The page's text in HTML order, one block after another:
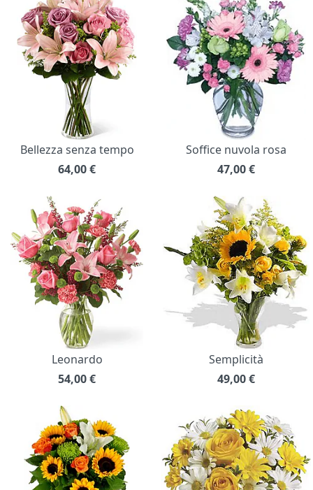
Bellezza senza tempo
64,00€
Soffice nuvola rosa
47,00€
Leonardo
54,00€
Semplicità
49,00€